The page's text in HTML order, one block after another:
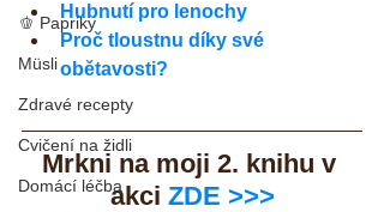
🫑 Papriky
Müsli
Zdravé recepty
Cvičení na židli
Domácí léčba
Hubnutí pro lenochy
Proč tloustnu díky své
obětavosti?
Mrkni na moji 2. knihu v
akci ZDE >>>